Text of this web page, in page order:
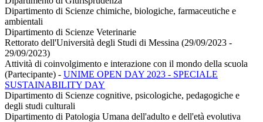
Dipartimento di Scienze chimiche, biologiche, farmaceutiche e
ambientali
Dipartimento di Scienze Veterinarie
Rettorato dell'Università degli Studi di Messina (29/09/2023 -
29/09/2023)
Attività di coinvolgimento e interazione con il mondo della scuola
(Partecipante) - UNIME OPEN DAY 2023 - SPECIALE
SUSTAINABILITY DAY
Dipartimento di Scienze cognitive, psicologiche, pedagogiche e
degli studi culturali
Dipartimento di Patologia Umana dell'adulto e dell'età evolutiva